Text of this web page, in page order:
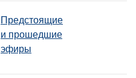
Предстоящие
и прошедшие
эфиры